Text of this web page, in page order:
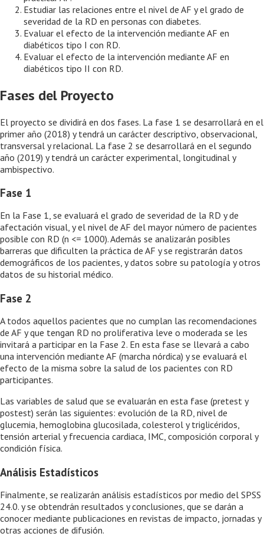
Estudiar las relaciones entre el nivel de AF y el grado de
severidad de la RD en personas con diabetes.
Evaluar el efecto de la intervención mediante AF en
diabéticos tipo I con RD.
Evaluar el efecto de la intervención mediante AF en
diabéticos tipo II con RD.
Fases del Proyecto
El proyecto se dividirá en dos fases. La fase 1 se desarrollará en el
primer año (2018) y tendrá un carácter descriptivo, observacional,
transversal y relacional. La fase 2 se desarrollará en el segundo
año (2019) y tendrá un carácter experimental, longitudinal y
ambispectivo.
Fase 1
En la Fase 1, se evaluará el grado de severidad de la RD y de
afectación visual, y el nivel de AF del mayor número de pacientes
posible con RD (n <= 1000). Además se analizarán posibles
barreras que dificulten la práctica de AF y se registrarán datos
demográficos de los pacientes, y datos sobre su patología y otros
datos de su historial médico.
Fase 2
A todos aquellos pacientes que no cumplan las recomendaciones
de AF y que tengan RD no proliferativa leve o moderada se les
invitará a participar en la Fase 2. En esta fase se llevará a cabo
una intervención mediante AF (marcha nórdica) y se evaluará el
efecto de la misma sobre la salud de los pacientes con RD
participantes.
Las variables de salud que se evaluarán en esta fase (pretest y
postest) serán las siguientes: evolución de la RD, nivel de
glucemia, hemoglobina glucosilada, colesterol y triglicéridos,
tensión arterial y frecuencia cardiaca, IMC, composición corporal y
condición física.
Análisis Estadísticos
Finalmente, se realizarán análisis estadísticos por medio del SPSS
24.0. y se obtendrán resultados y conclusiones, que se darán a
conocer mediante publicaciones en revistas de impacto, jornadas y
otras acciones de difusión.